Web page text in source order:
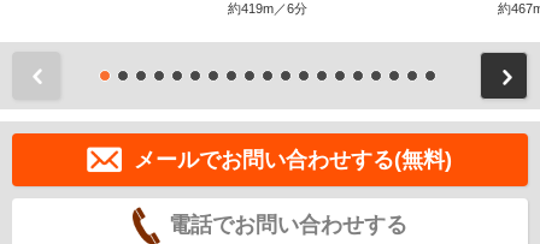
約419m／6分 約
メールでお問い合わせする(無料)
電話でお問い合わせする